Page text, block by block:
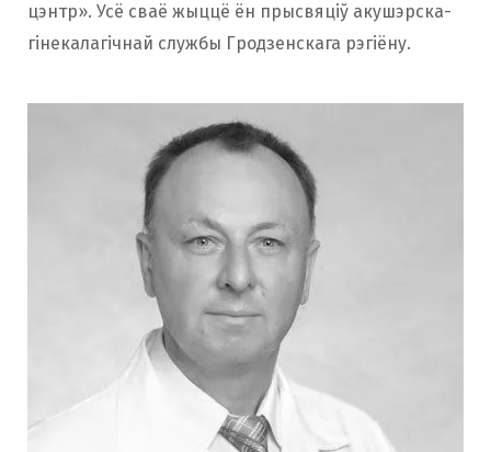
цэнтр». Усё сваё жыццё ён прысвяціў акушэрска-
гінекалагічнай службы Гродзенскага рэгіёну.